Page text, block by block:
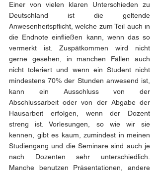
Einer von vielen klaren Unterschieden zu
Deutschland ist die geltende
Anwesenheitspflicht, welche zum Teil auch in
die Endnote einfließen kann, wenn das so
vermerkt ist. Zuspätkommen wird nicht
gerne gesehen, in manchen Fällen auch
nicht toleriert und wenn ein Student nicht
mindestens 70% der Stunden anwesend ist,
kann ein Ausschluss von der
Abschlussarbeit oder von der Abgabe der
Hausarbeit erfolgen, wenn der Dozent
streng ist. Vorlesungen, so wie wir sie
kennen, gibt es kaum, zumindest in meinen
Studiengang und die Seminare sind auch je
nach Dozenten sehr unterschiedlich.
Manche benutzen Präsentationen, andere